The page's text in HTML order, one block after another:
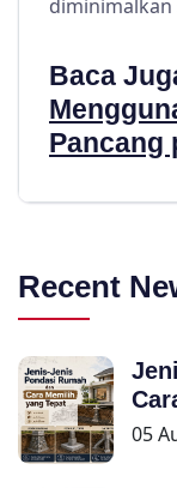
diminimalkan
Baca
Pancang
Recent
05